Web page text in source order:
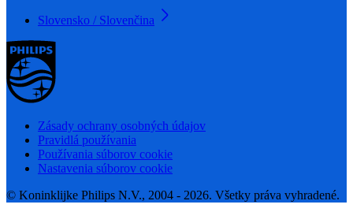
Slovensko / Slovenčina
Zásady ochrany osobných údajov
Pravidlá používania
Používania súborov cookie
Nastavenia súborov cookie
© Koninklijke Philips N.V., 2004 - 2026. Všetky práva vyhradené.